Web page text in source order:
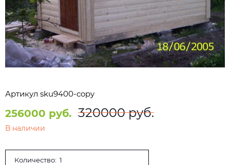
Артикул sku9400-copy
256000 руб. 320000 руб.
В наличии
Количество: